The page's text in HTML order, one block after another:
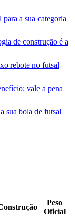
a sua categoria
de construção é a
rebote no futsal
vale a pena
sua bola de futsal
Peso
Oficial